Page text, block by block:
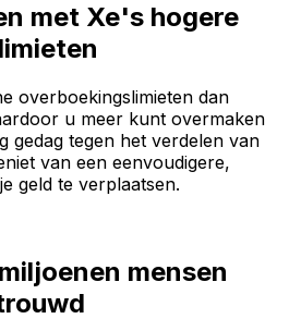
met Xe's hogere
overboekingslimieten dan
u meer kunt overmaken
gedag tegen het verdelen van
van een eenvoudigere,
geld te verplaatsen.
mensen